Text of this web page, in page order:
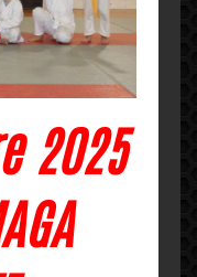
2025